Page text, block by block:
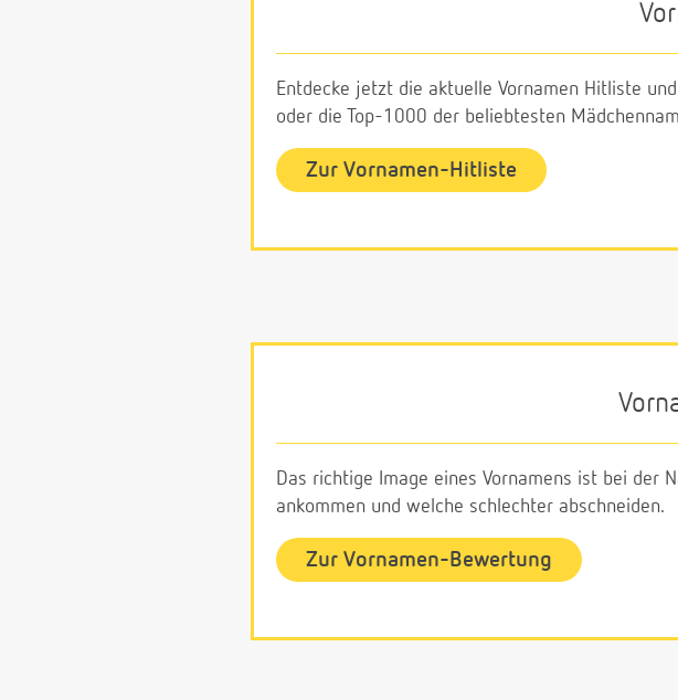
Entdecke jetzt die aktuelle Vornamen Hitliste
oder die Top-1000 der beliebtesten
Zur Vornamen-Hitliste
Das richtige Image eines Vornamens ist bei der
ankommen und welche schlechter abschneiden.
Zur Vornamen-Bewertung